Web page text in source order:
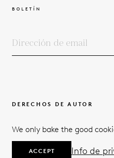
BOLETÍN
DERECHOS DE AUTOR
We only bake the good
ACCEPT Info de